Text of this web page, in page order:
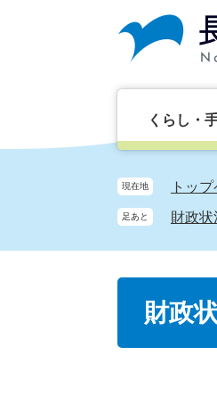
くらし・
現在地 トッ
足あと 財政状
財政